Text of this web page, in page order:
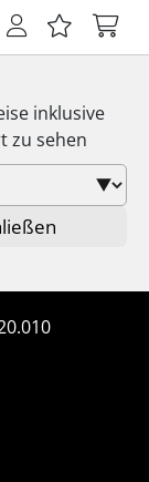
inklusive
zu sehen